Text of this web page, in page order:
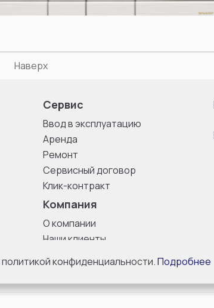
Наверх
Сервис
Ввод в эксплуатацию
Аренда
Ремонт
Сервисный договор
Клик-контракт
Компания
О компании
Наши клиенты
конфиденциальности.Подробнее